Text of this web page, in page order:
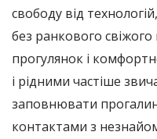
свободу від
без ранкового свіжого
прогулянок і
і рідними частіше
заповнювати
контактами з